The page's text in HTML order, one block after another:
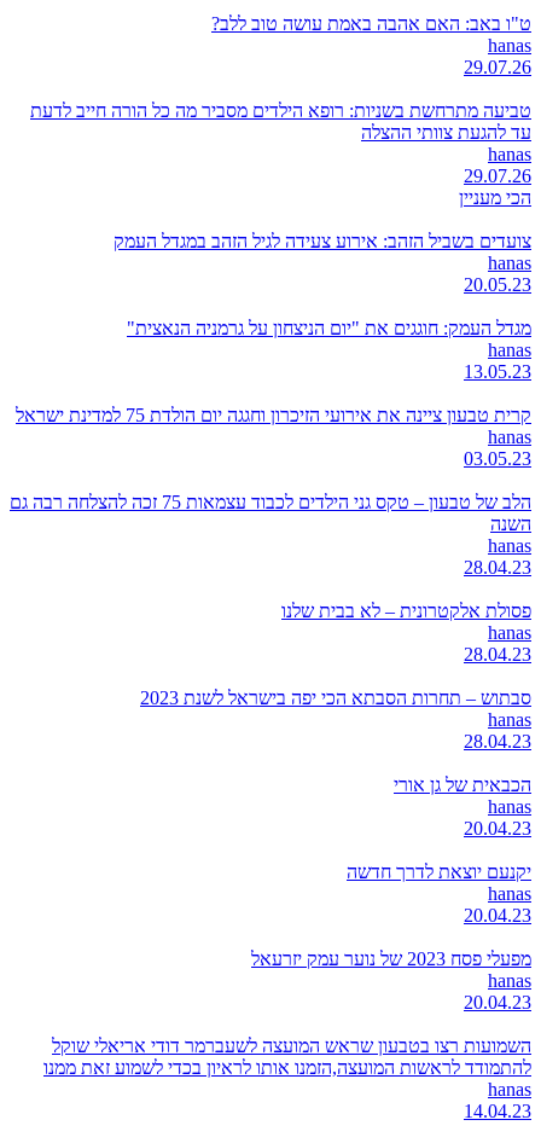
ט"ו באב: האם אהבה באמת עושה טוב ללב?
hanas
29.07.26
טביעה מתרחשת בשניות: רופא הילדים מסביר מה כל הורה חייב לדעת
עד להגעת צוותי ההצלה
hanas
29.07.26
הכי מעניין
צועדים בשביל הזהב: אירוע צעידה לגיל הזהב במגדל העמק
hanas
20.05.23
מגדל העמק: חוגגים את "יום הניצחון על גרמניה הנאצית"
hanas
13.05.23
קרית טבעון ציינה את אירועי הזיכרון וחגגה יום הולדת 75 למדינת ישראל
hanas
03.05.23
הלב של טבעון – טקס גני הילדים לכבוד עצמאות 75 זכה להצלחה רבה גם
השנה
hanas
28.04.23
פסולת אלקטרונית – לא בבית שלנו
hanas
28.04.23
סבתוש – תחרות הסבתא הכי יפה בישראל לשנת 2023
hanas
28.04.23
הכבאית של גן אורי
hanas
20.04.23
יקנעם יוצאת לדרך חדשה
hanas
20.04.23
מפעלי פסח 2023 של נוער עמק יזרעאל
hanas
20.04.23
השמועות רצו בטבעון שראש המועצה לשעברמר דודי אריאלי שוקל
להתמודד לראשות המועצה,הזמנו אותו לראיון בכדי לשמוע זאת ממנו
hanas
14.04.23